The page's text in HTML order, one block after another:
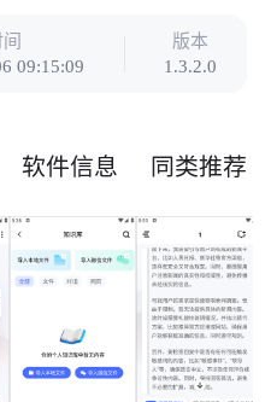
09:15:09
版本
1.3.2.0
软件信息 同类推荐